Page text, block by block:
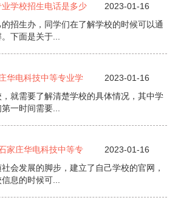
学校招生电话是多少
2023-01-16
生办，同学们在了解学校的时候可以通
下面是关于...
华电科技中等专业学
2023-01-16
需要了解清楚学校的具体情况，其中学
一时间需要...
家庄华电科技中等专
2023-01-16
发展的脚步，建立了自己学校的官网，
息的时候可...